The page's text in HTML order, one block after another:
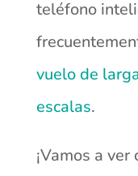
teléfono
vuelo de
escalas.
¡Vamos a ver